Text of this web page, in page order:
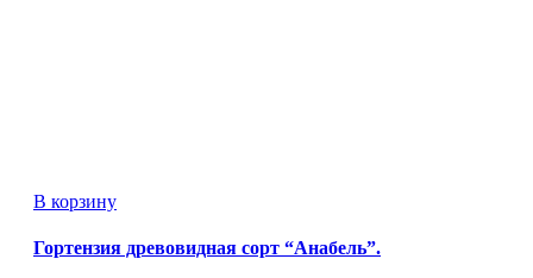
В корзину
Гортензия древовидная сорт “Анабель”.